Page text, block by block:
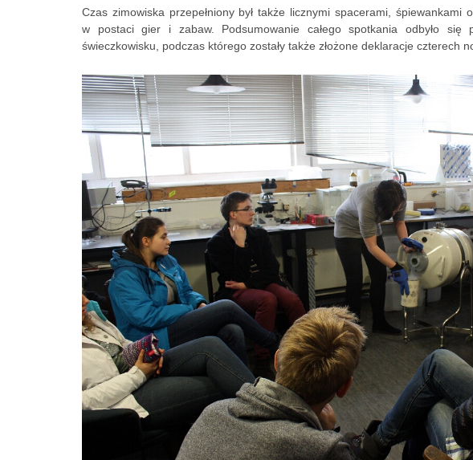
Czas zimowiska przepełniony był także licznymi spacerami, śpiewankami
w postaci gier i zabaw. Podsumowanie całego spotkania odbyło się
świeczkowisku, podczas którego zostały także złożone deklaracje czterech